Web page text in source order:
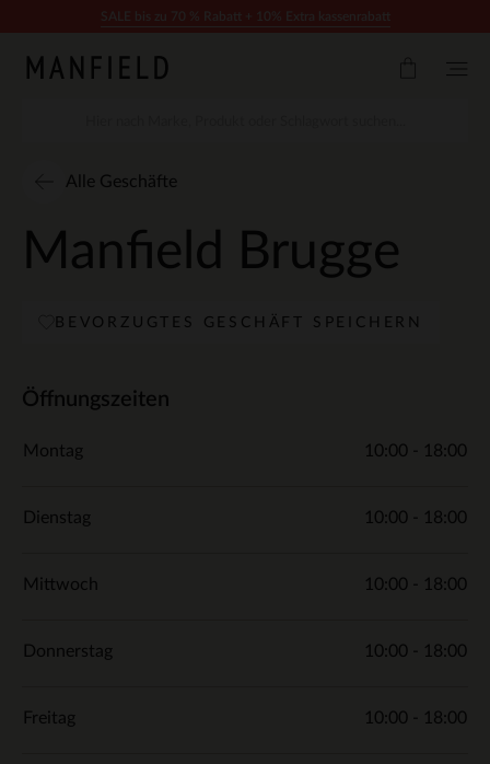
Alle Geschäfte
Manfield Brugge
BEVORZUGTES GESCHÄFT SPEICHERN
Öffnungszeiten
Montag 10:00 - 18:00
Dienstag 10:00 - 18:00
Mittwoch 10:00 - 18:00
Donnerstag 10:00 - 18:00
Freitag 10:00 - 18:00